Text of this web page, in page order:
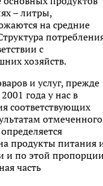
– литры,
на средние
с
хозяйств.
и услуг, прежде
года у нас в
соответствующих
отмеченного
продукты питания
и по этой
часть